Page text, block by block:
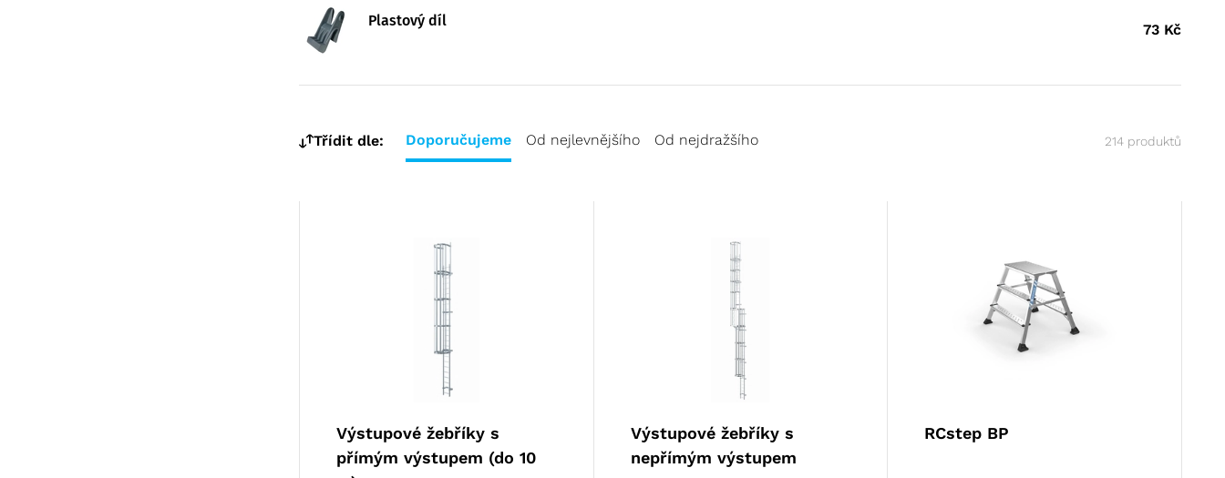
Plastový díl
73 Kč
Třídit dle: Doporučujeme Od nejlevnějšího Od nejdražšího 214 produktů
Výstupové žebříky s
přímým výstupem (do 10
Výstupové žebříky s
nepřímým výstupem
RCstep BP